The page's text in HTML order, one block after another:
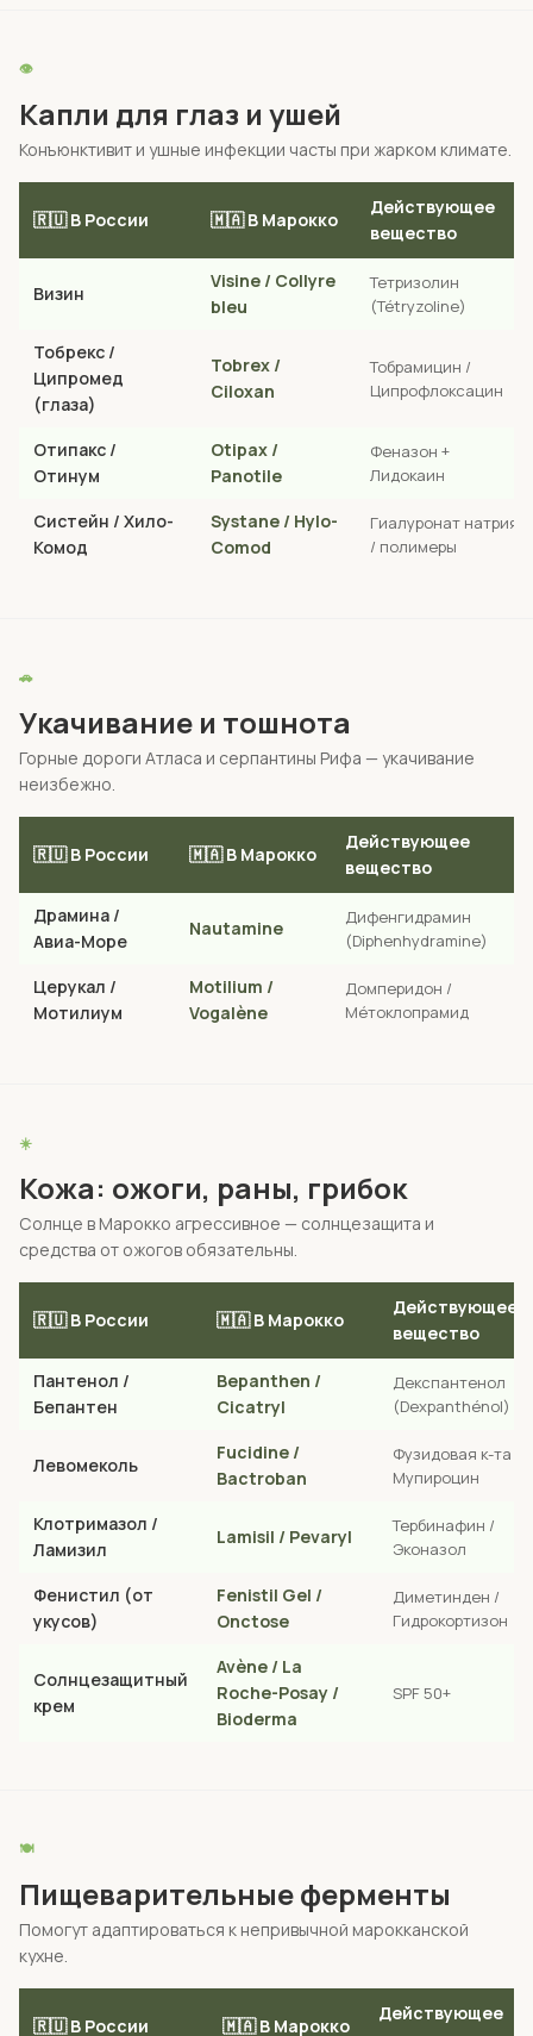
👁️
Капли для глаз и ушей
Конъюнктивит и ушные инфекции часты при жарком климате.
🇷🇺 В России 🇲🇦 В Марокко
Действующее
вещество
Визин
Visine / Collyre
bleu
Тетризолин
(Tétryzoline)
Тобрекс /
Ципромед
(глаза)
Tobrex /
Ciloxan
Тобрамицин /
Ципрофлоксацин
Отипакс /
Отинум
Otipax /
Panotile
Феназон +
Лидокаин
Систейн / Хило-
Комод
Systane / Hylo-
Comod
Гиалуронат натрия
/ полимеры
🚗
Укачивание и тошнота
Горные дороги Атласа и серпантины Рифа — укачивание
неизбежно.
🇷🇺 В России 🇲🇦 В Марокко
Действующее
вещество
Драмина /
Авиа-Море
Nautamine
Дифенгидрамин
(Diphenhydramine)
Церукал /
Мотилиум
Motilium /
Vogalène
Домперидон /
Мéтоклопрамид
☀️
Кожа: ожоги, раны, грибок
Солнце в Марокко агрессивное — солнцезащита и
средства от ожогов обязательны.
🇷🇺 В России 🇲🇦 В Марокко
Действующее
вещество
Пантенол /
Бепантен
Bepanthen /
Cicatryl
Декспантенол
(Dexpanthénol)
Левомеколь
Fucidine /
Bactroban
Фузидовая к-та /
Мупироцин
Клотримазол /
Ламизил
Lamisil / Pevaryl
Тербинафин /
Эконазол
Фенистил (от
укусов)
Fenistil Gel /
Onctose
Диметинден /
Гидрокортизон
Солнцезащитный
крем
Avène / La
Roche-Posay /
Bioderma
SPF 50+
🍽️
Пищеварительные ферменты
Помогут адаптироваться к непривычной марокканской
кухне.
🇷🇺 В России 🇲🇦 В Марокко
Действующее